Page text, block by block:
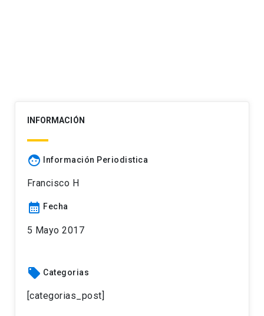
INFORMACIÓN
face Información Periodistica
Francisco H
calendar_month Fecha
5 Mayo 2017
local_offer Categorias
[categorias_post]